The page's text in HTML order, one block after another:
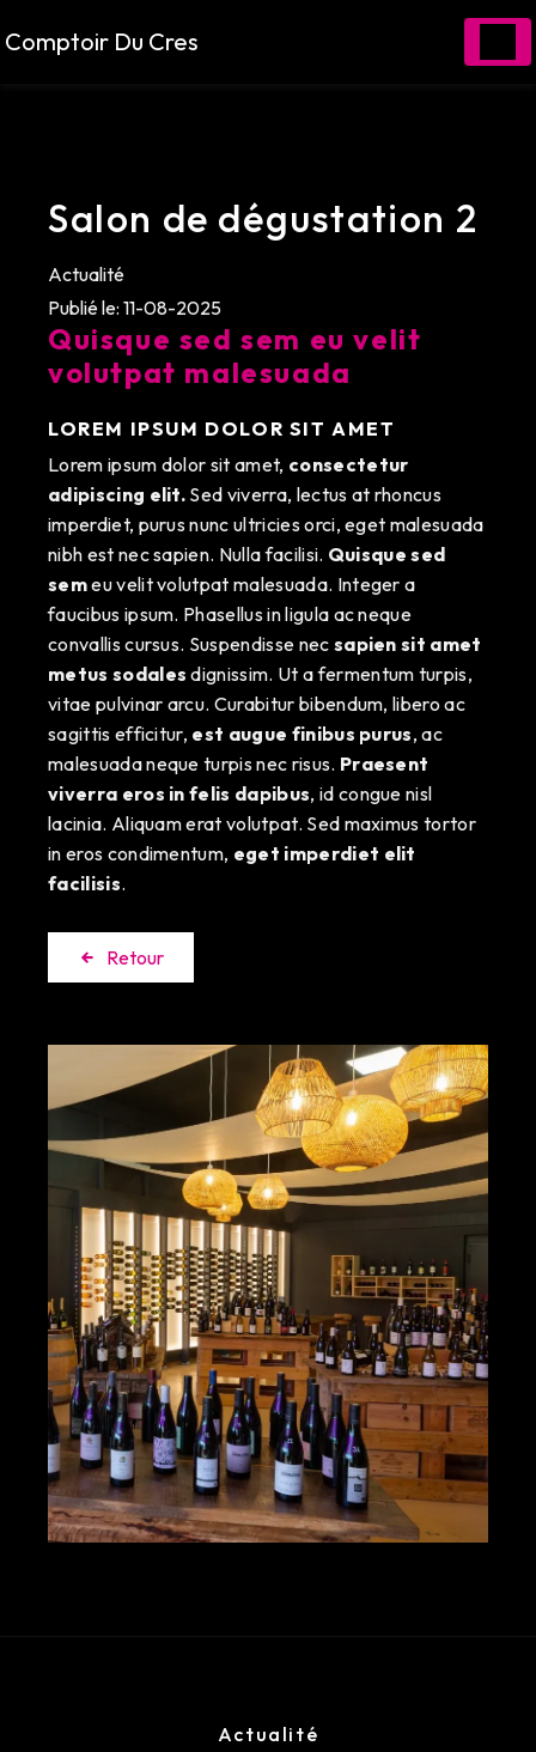
Comptoir Du Cres
Salon de dégustation 2
Actualité
Publié le: 11-08-2025
Quisque sed sem eu velit
volutpat malesuada
LOREM IPSUM DOLOR SIT AMET
Lorem ipsum dolor sit amet, consectetur
adipiscing elit. Sed viverra, lectus at rhoncus
imperdiet, purus nunc ultricies orci, eget malesuada
nibh est nec sapien. Nulla facilisi. Quisque sed
semeu velit volutpat malesuada. Integer a
faucibus ipsum. Phasellus in ligula ac neque
convallis cursus. Suspendisse nec sapien sit amet
metus sodales dignissim. Ut a fermentum turpis,
vitae pulvinar arcu. Curabitur bibendum, libero ac
sagittis efficitur, est augue finibus purus, ac
malesuada neque turpis nec risus. Praesent
viverra eros in felis dapibus, id congue nisl
lacinia. Aliquam erat volutpat. Sed maximus tortor
in eros condimentum, eget imperdiet elit
facilisis.
Retour
Actualité